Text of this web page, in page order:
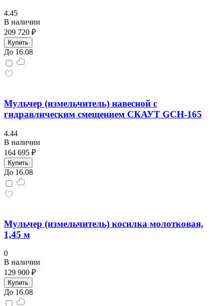
4.45
В наличии
209 720 ₽
Купить
До 16.08
Мульчер (измельчитель) навесной с
гидравлическим смещением СКАУТ GCH-165
4.44
В наличии
164 695 ₽
Купить
До 16.08
Мульчер (измельчитель) косилка молотковая,
1,45 м
0
В наличии
129 900 ₽
Купить
До 16.08